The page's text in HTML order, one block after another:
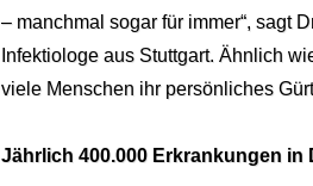
– manchmal sogar für immer“, sagt
Infektiologe aus Stuttgart. Ähnlich
viele Menschen ihr persönliches
Jährlich 400.000 Erkrankungen in